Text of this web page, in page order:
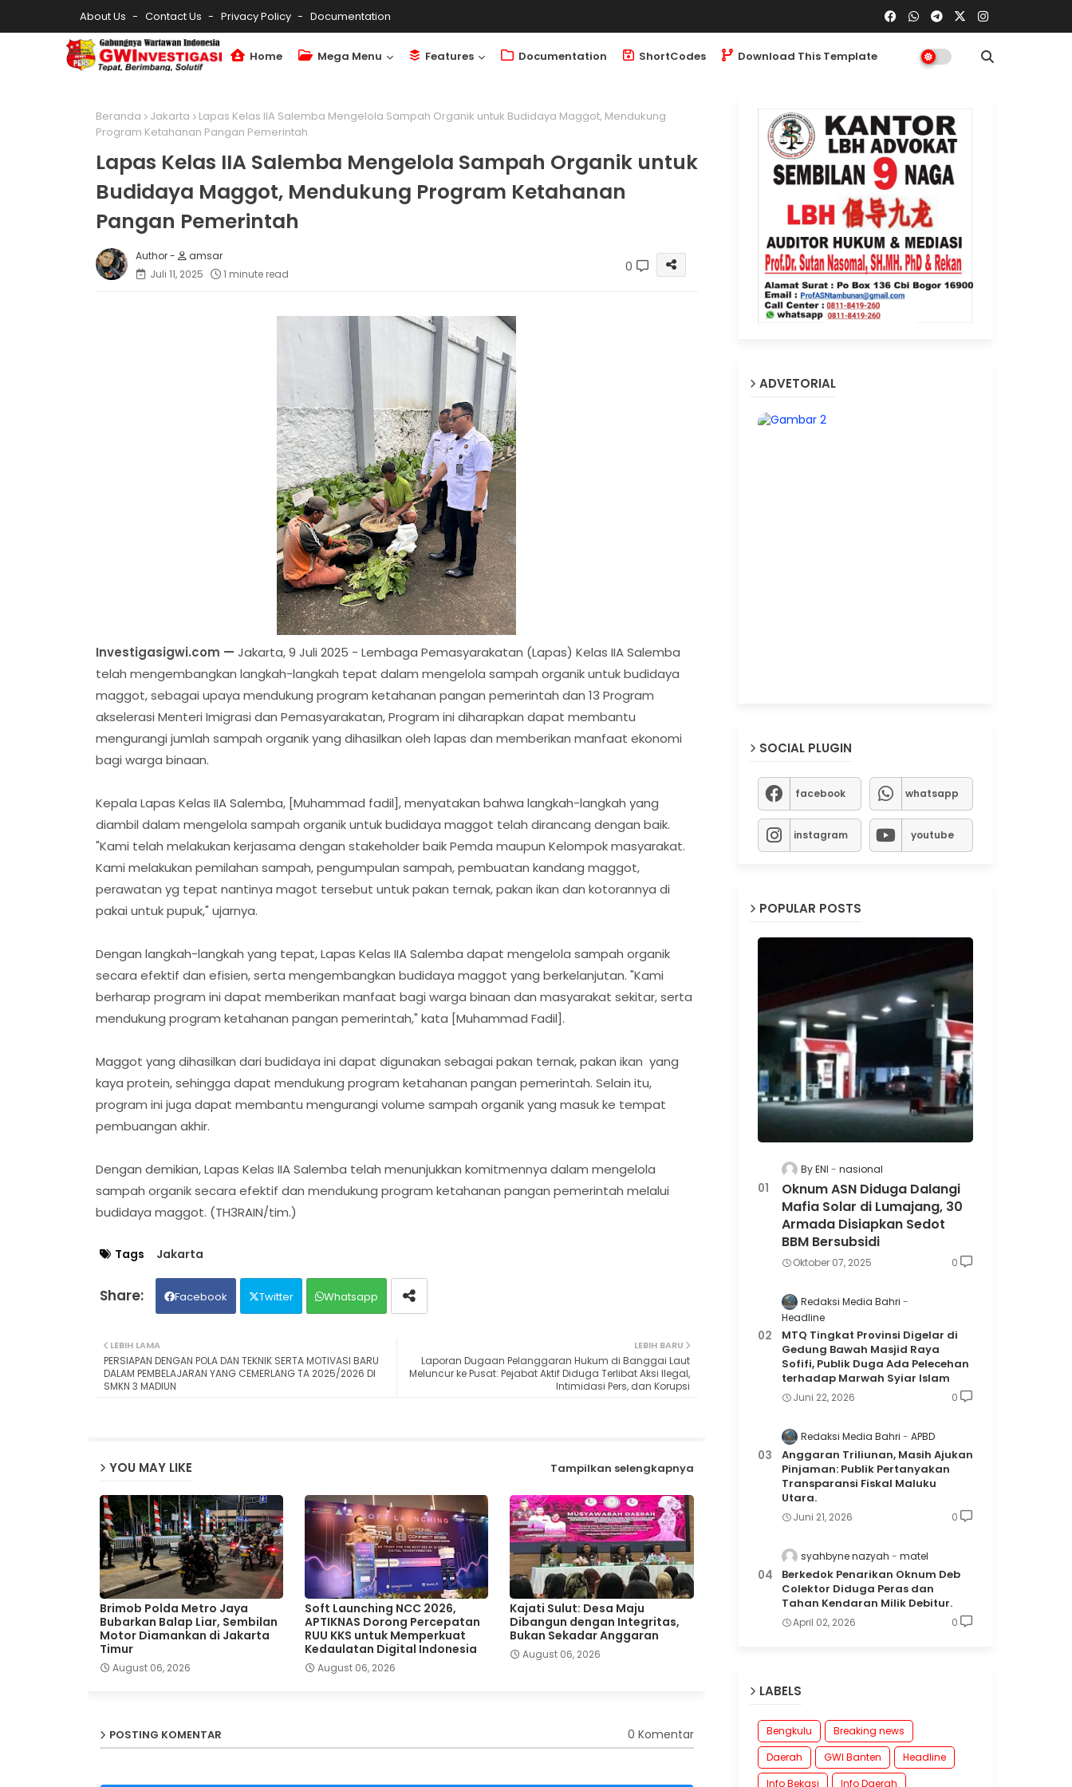
About Us Contact Us Privacy Policy Documentation
Home Mega Menu Features Documentation ShortCodes Download This Template
Beranda Jakarta
Lapas Kelas IIA Salemba Mengelola Sampah Organik untuk Budidaya Maggot, Mendukung
Program Ketahanan Pangan Pemerintah
Lapas Kelas IIA Salemba Mengelola Sampah Organik untuk
Budidaya Maggot, Mendukung Program Ketahanan
Pangan Pemerintah
amsar
Juli 11, 2025
1 minute read 0
Investigasigwi.com — Jakarta, 9 Juli 2025 - Lembaga Pemasyarakatan (Lapas) Kelas IIA Salemba
telah mengembangkan langkah-langkah tepat dalam mengelola sampah organik untuk budidaya
maggot, sebagai upaya mendukung program ketahanan pangan pemerintah dan 13 Program
akselerasi Menteri Imigrasi dan Pemasyarakatan, Program ini diharapkan dapat membantu
mengurangi jumlah sampah organik yang dihasilkan oleh lapas dan memberikan manfaat ekonomi
bagi warga binaan.
Kepala Lapas Kelas IIA Salemba, [Muhammad fadil], menyatakan bahwa langkah-langkah yang
diambil dalam mengelola sampah organik untuk budidaya maggot telah dirancang dengan baik.
"Kami telah melakukan kerjasama dengan stakeholder baik Pemda maupun Kelompok masyarakat.
Kami melakukan pemilahan sampah, pengumpulan sampah, pembuatan kandang maggot,
perawatan yg tepat nantinya magot tersebut untuk pakan ternak, pakan ikan dan kotorannya di
pakai untuk pupuk," ujarnya.
Dengan langkah-langkah yang tepat, Lapas Kelas IIA Salemba dapat mengelola sampah organik
secara efektif dan efisien, serta mengembangkan budidaya maggot yang berkelanjutan. "Kami
berharap program ini dapat memberikan manfaat bagi warga binaan dan masyarakat sekitar, serta
mendukung program ketahanan pangan pemerintah," kata [Muhammad Fadil].
Maggot yang dihasilkan dari budidaya ini dapat digunakan sebagai pakan ternak, pakan ikan yang
kaya protein, sehingga dapat mendukung program ketahanan pangan pemerintah. Selain itu,
program ini juga dapat membantu mengurangi volume sampah organik yang masuk ke tempat
pembuangan akhir.
Dengan demikian, Lapas Kelas IIA Salemba telah menunjukkan komitmennya dalam mengelola
sampah organik secara efektif dan mendukung program ketahanan pangan pemerintah melalui
budidaya maggot. (TH3RAIN/tim.)
Tags Jakarta
Facebook Twitter Whatsapp
LEBIH BARU
Laporan Dugaan Pelanggaran Hukum di Banggai Laut
Meluncur ke Pusat: Pejabat Aktif Diduga Terlibat Aksi Ilegal,
Intimidasi Pers, dan Korupsi
LEBIH LAMA
PERSIAPAN DENGAN POLA DAN TEKNIK SERTA MOTIVASI BARU
DALAM PEMBELAJARAN YANG CEMERLANG TA 2025/2026 DI
SMKN 3 MADIUN
YOU MAY LIKE Tampilkan selengkapnya
Brimob Polda Metro Jaya
Bubarkan Balap Liar, Sembilan
Motor Diamankan di Jakarta
Timur
August 06, 2026
Soft Launching NCC 2026,
APTIKNAS Dorong Percepatan
RUU KKS untuk Memperkuat
Kedaulatan Digital Indonesia
August 06, 2026
Kajati Sulut: Desa Maju
Dibangun dengan Integritas,
Bukan Sekadar Anggaran
August 06, 2026
POSTING KOMENTAR 0 Komentar
ADVETORIAL
SOCIAL PLUGIN
facebook whatsapp
instagram youtube
POPULAR POSTS
By ENI nasional
Oknum ASN Diduga Dalangi
Mafia Solar di Lumajang, 30
Armada Disiapkan Sedot
BBM Bersubsidi
Oktober 07, 2025 0
Redaksi Media Bahri
Headline
MTQ Tingkat Provinsi Digelar di
Gedung Bawah Masjid Raya
Sofifi, Publik Duga Ada Pelecehan
terhadap Marwah Syiar Islam
Juni 22, 2026 0
Redaksi Media Bahri APBD
Anggaran Triliunan, Masih Ajukan
Pinjaman: Publik Pertanyakan
Transparansi Fiskal Maluku
Utara.
Juni 21, 2026 0
syahbyne nazyah matel
Berkedok Penarikan Oknum Deb
Colektor Diduga Peras dan
Tahan Kendaran Milik Debitur.
April 02, 2026 0
LABELS
Bengkulu
Breaking news
Daerah
GWI Banten
Headline
Info Bekasi
Info Daerah